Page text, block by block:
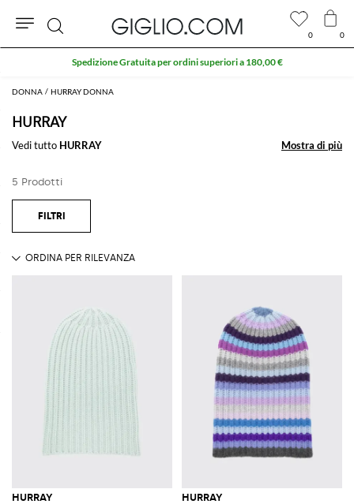
DONNA HURRAY DONNA
HURRAY
Vedi tutto HURRAY Mostra di più
Mostra di più
5 Prodotti
HURRAY HURRAY
0 0
Cerca
Spedizione Gratuita per ordini superiori a 180,00 €